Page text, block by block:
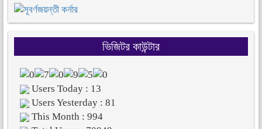
ভিজিটর কাউন্টার
Users Today : 13
Users Yesterday : 81
This Month : 994